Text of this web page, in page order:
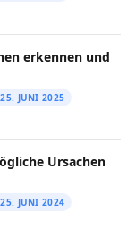
erkennen und
25. JUNI 2025
Ursachen
25. JUNI 2024